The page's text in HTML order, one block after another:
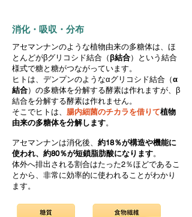
​消化・吸収・分布
アセマンナンのような植物由来の多糖体は、ほ
とんどがβグリコシド結合（β結合）という結合
様式で糖と糖がつながっています。
ヒトは、デンプンのようなαグリコシド結合（α
結合）の多糖体を分解する酵素は作れますが、β
結合を分解する酵素は作れません。
そこでヒトは、 腸内細菌のチカラを借りて植物
由来の多糖体を分解します。
アセマンナンは消化後、 約18％が構造や機能に
使われ、約80％が短鎖脂肪酸になります。
体外へ排出される割合はたった2％ほどであるこ
とから、非常に効率的に使われることがわかり
ます。